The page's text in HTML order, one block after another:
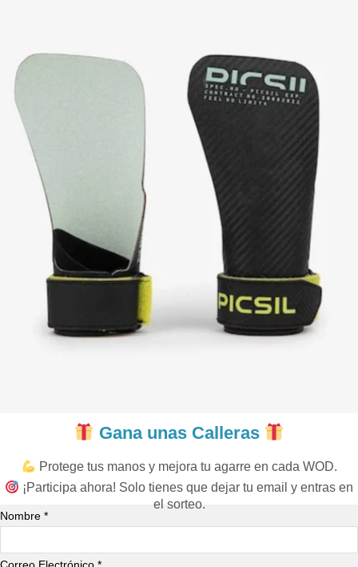
Gana unas Calleras
Protege tus manos y mejora tu agarre en cada WOD.
¡Participa ahora! Solo tienes que dejar tu email y entras en
el sorteo.
Nombre *